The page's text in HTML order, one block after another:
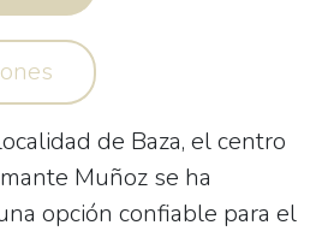
de Baza, el centro
Muñoz se ha
opción confiable para el